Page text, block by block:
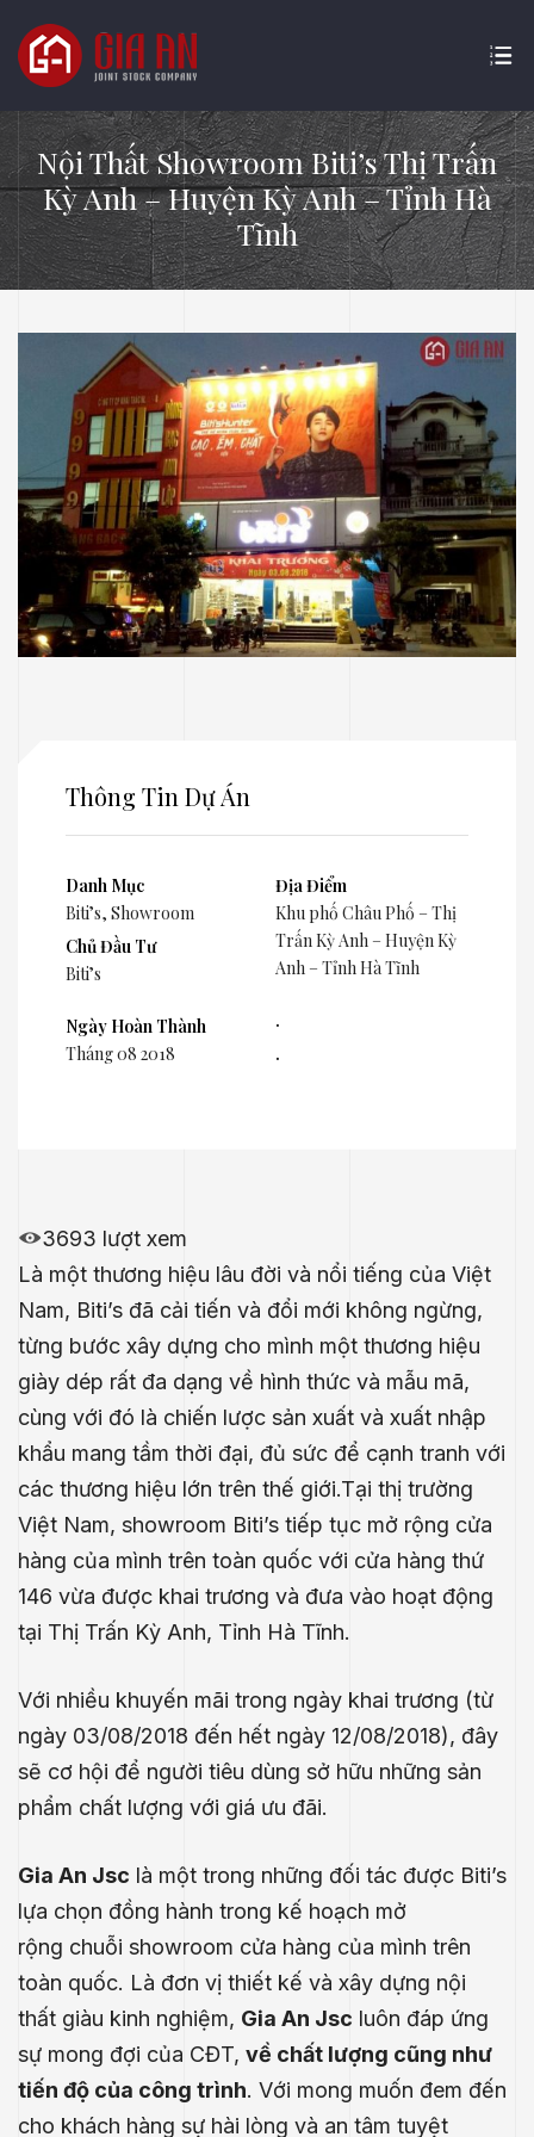
Nội Thất Showroom Biti’s Thị Trấn
Kỳ Anh – Huyện Kỳ Anh – Tỉnh Hà
Tĩnh
Thông Tin Dự Án
Danh Mục
Biti’s, Showroom
Chủ Đầu Tư
Biti’s
Ngày Hoàn Thành
Tháng 08 2018
Địa Điểm
Khu phố Châu Phố – Thị
Trấn Kỳ Anh – Huyện Kỳ
Anh – Tỉnh Hà Tĩnh
.
.
3693 lượt xem
Là một thương hiệu lâu đời và nổi tiếng của Việt
Nam, Biti’s đã cải tiến và đổi mới không ngừng,
từng bước xây dựng cho mình một thương hiệu
giày dép rất đa dạng về hình thức và mẫu mã,
cùng với đó là chiến lược sản xuất và xuất nhập
khẩu mang tầm thời đại, đủ sức để cạnh tranh với
các thương hiệu lớn trên thế giới.Tại thị trường
Việt Nam, showroom Biti’s tiếp tục mở rộng cửa
hàng của mình trên toàn quốc với cửa hàng thứ
146 vừa được khai trương và đưa vào hoạt động
tại Thị Trấn Kỳ Anh, Tỉnh Hà Tĩnh.
Với nhiều khuyến mãi trong ngày khai trương (từ
ngày 03/08/2018 đến hết ngày 12/08/2018), đây
sẽ cơ hội để người tiêu dùng sở hữu những sản
phẩm chất lượng với giá ưu đãi.
Gia An Jsc là một trong những đối tác được Biti’s
lựa chọn đồng hành trong kế hoạch mở
rộng chuỗi showroom cửa hàng của mình trên
toàn quốc. Là đơn vị thiết kế và xây dựng nội
thất giàu kinh nghiệm, Gia An Jsc luôn đáp ứng
sự mong đợi của CĐT, về chất lượng cũng như
tiến độ của công trình. Với mong muốn đem đến
cho khách hàng sự hài lòng và an tâm tuyệt